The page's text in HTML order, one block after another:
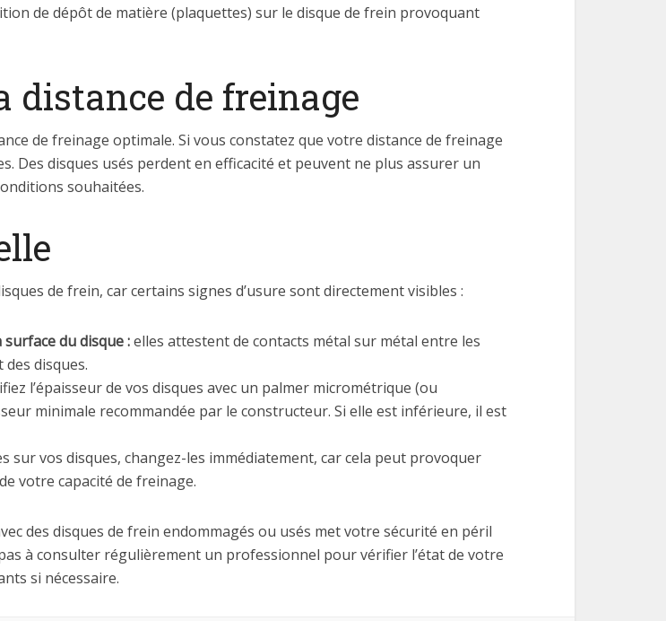
de dépôt de matière (plaquettes) sur le disque de frein provoquant
distance de freinage
de freinage optimale. Si vous constatez que votre distance de freinage
Des disques usés perdent en efficacité et peuvent ne plus assurer un
souhaitées.
de frein, car certains signes d’usure sont directement visibles :
du disque :elles attestent de contacts métal sur métal entre les
disques.
l’épaisseur de vos disques avec un palmer micrométrique (ou
minimale recommandée par le constructeur. Si elle est inférieure, il est
sur vos disques, changez-les immédiatement, car cela peut provoquer
votre capacité de freinage.
des disques de frein endommagés ou usés met votre sécurité en péril
à consulter régulièrement un professionnel pour vérifier l’état de votre
si nécessaire.